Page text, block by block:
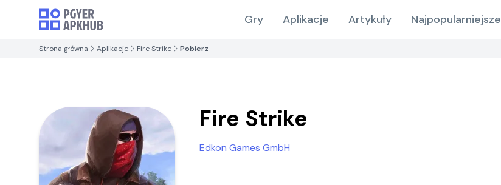
Gry Aplikacje Artykuły Najpopularniejsze
Strona główna Aplikacje Fire Strike Pobierz
Fire Strike
Edkon Games GmbH